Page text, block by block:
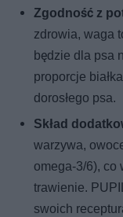
Zgodność z
zdrowia, waga
będzie dla psa
proporcje
dorosłego psa.
Skład
warzywa,
omega‑3/6),
trawienie.
swoich